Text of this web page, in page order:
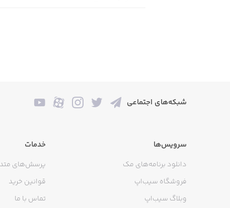
شبکه‌های اجتماعی
سرویس‌ها
دانلود برنامه‌های مک
فروشگاه سیب‌اپ
وبلاگ سیب‌اپ
خدمات
پرسش‌های
قوانین خرید
تماس با ما